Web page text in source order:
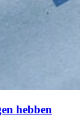
hebben